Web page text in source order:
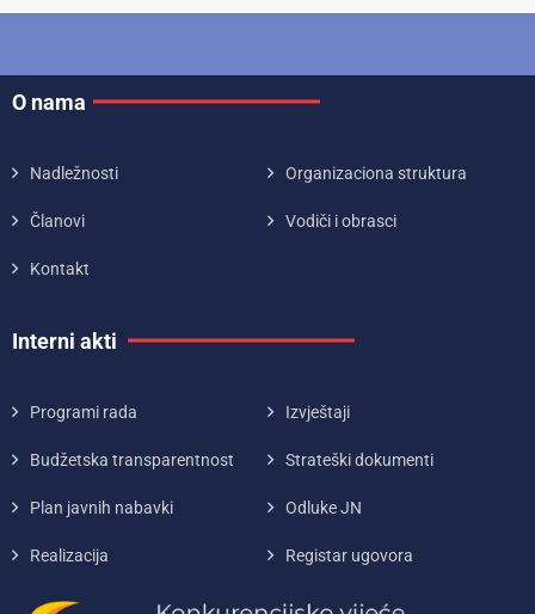
O nama
Nadležnosti Organizaciona struktura
Članovi Vodiči i obrasci
Kontakt
Interni akti
Programi rada Izvještaji
Budžetska transparentnost Strateški dokumenti
Plan javnih nabavki Odluke JN
Realizacija Registar ugovora